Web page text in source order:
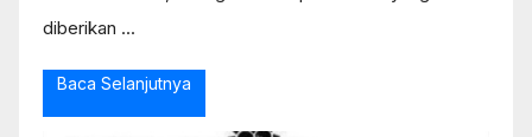
diberikan ...
Baca Selanjutnya